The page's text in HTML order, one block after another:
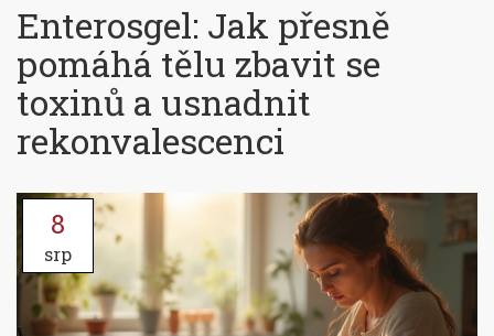
Enterosgel: Jak přesně
pomáhá tělu zbavit se
toxinů a usnadnit
rekonvalescenci
8
srp